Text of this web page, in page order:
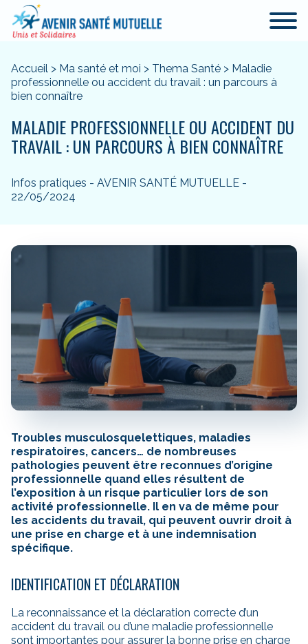
Accueil > Ma santé et moi > Thema Santé > Maladie
professionnelle ou accident du travail : un parcours à
bien connaître
MALADIE PROFESSIONNELLE OU ACCIDENT DU
TRAVAIL : UN PARCOURS À BIEN CONNAÎTRE
Infos pratiques - AVENIR SANTÉ MUTUELLE -
22/05/2024
Troubles musculosquelettiques, maladies
respiratoires, cancers… de nombreuses
pathologies peuvent être reconnues d’origine
professionnelle quand elles résultent de
l’exposition à un risque particulier lors de son
activité professionnelle. Il en va de même pour
les accidents du travail, qui peuvent ouvrir droit à
une prise en charge et à une indemnisation
spécifique.
IDENTIFICATION ET DÉCLARATION
La reconnaissance et la déclaration correcte d’un
accident du travail ou d’une maladie professionnelle
sont importantes pour assurer la bonne prise en charge